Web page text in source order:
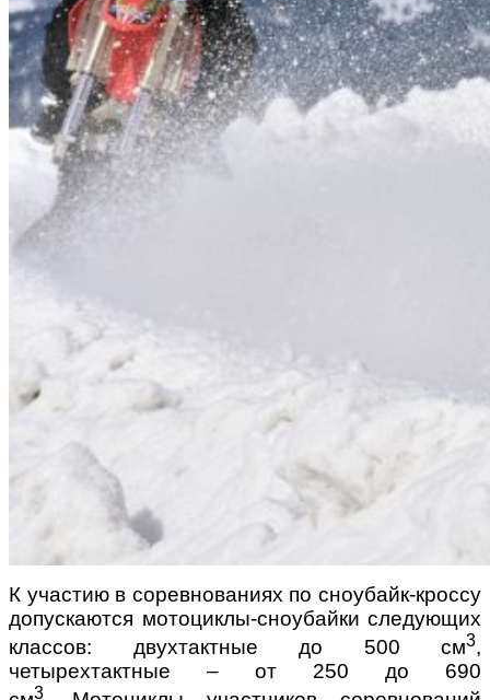
К участию в соревнованиях по сноубайк-кроссу
допускаются мотоциклы-сноубайки следующих
классов: двухтактные до 500 см3,
четырехтактные – от 250 до 690
3